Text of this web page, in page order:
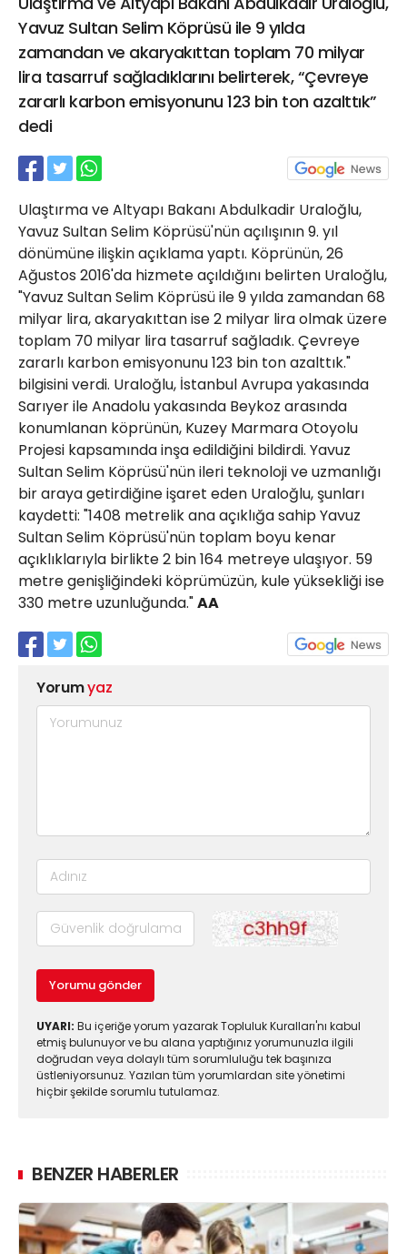
Yavuz Sultan Selim Köprüsü ile 9 yılda
zamandan ve akaryakıttan toplam 70 milyar
lira tasarruf sağladıklarını belirterek, “Çevreye
zararlı karbon emisyonunu 123 bin ton azalttık”
dedi
Ulaştırma ve Altyapı Bakanı Abdulkadir Uraloğlu,
Yavuz Sultan Selim Köprüsü'nün açılışının 9. yıl
dönümüne ilişkin açıklama yaptı. Köprünün, 26
Ağustos 2016'da hizmete açıldığını belirten Uraloğlu,
"Yavuz Sultan Selim Köprüsü ile 9 yılda zamandan 68
milyar lira, akaryakıttan ise 2 milyar lira olmak üzere
toplam 70 milyar lira tasarruf sağladık. Çevreye
zararlı karbon emisyonunu 123 bin ton azalttık."
bilgisini verdi. Uraloğlu, İstanbul Avrupa yakasında
Sarıyer ile Anadolu yakasında Beykoz arasında
konumlanan köprünün, Kuzey Marmara Otoyolu
Projesi kapsamında inşa edildiğini bildirdi. Yavuz
Sultan Selim Köprüsü'nün ileri teknoloji ve uzmanlığı
bir araya getirdiğine işaret eden Uraloğlu, şunları
kaydetti: "1408 metrelik ana açıklığa sahip Yavuz
Sultan Selim Köprüsü'nün toplam boyu kenar
açıklıklarıyla birlikte 2 bin 164 metreye ulaşıyor. 59
metre genişliğindeki köprümüzün, kule yüksekliği ise
330 metre uzunluğunda."AA
Yorumyaz
Yorumu gönder
UYARI: Bu içeriğe yorum yazarak Topluluk Kuralları'nı kabul
etmiş bulunuyor ve bu alana yaptığınız yorumunuzla ilgili
doğrudan veya dolaylı tüm sorumluluğu tek başınıza
üstleniyorsunuz. Yazılan tüm yorumlardan site yönetimi
hiçbir şekilde sorumlu tutulamaz.
BENZER HABERLER
21 Gölcük
02624132333
haber@golcukpostasi.com